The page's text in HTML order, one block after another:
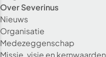
Over Severinus
Nieuws
Organisatie
Medezeggenschap
Missie, visie en kernwaarden